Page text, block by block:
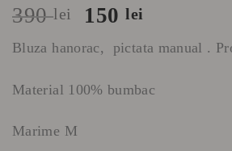
390lei
Prețul
a
390 lei.
150lei
este:
Bluza hanorac, pictata manual .
Material 100% bumbac
Marime M